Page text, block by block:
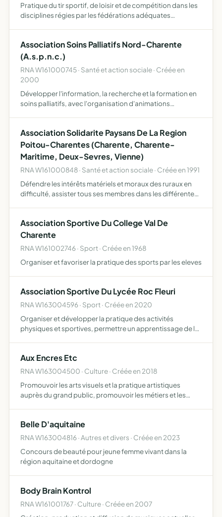
Pratique du tir sportif, de loisir et de compétition dans les
disciplines régies par les fédérations adéquates
Association Soins Palliatifs Nord-Charente
(A.s.p.n.c.)
RNA W161000745 · Santé et action sociale · Créée en
2000
Développer l'information, la recherche et la formation en
soins palliatifs, avec l'organisation d'animations
Association Solidarite Paysans De La Region
Poitou-Charentes (Charente, Charente-
Maritime, Deux-Sevres, Vienne)
RNA W161000848 · Santé et action sociale · Créée en 1991
Défendre les intérêts matériels et moraux des ruraux en
difficulté, assister tous ses membres dans les différentes
Association Sportive Du College Val De
Charente
RNA W161002746 · Sport · Créée en 1968
Organiser et favoriser la pratique des sports par les eleves
Association Sportive Du Lycée Roc Fleuri
RNA W163004596 · Sport · Créée en 2020
Organiser et développer la pratique des activités
physiques et sportives, permettre un apprentissage de la
Aux Encres Etc
RNA W163004500 · Culture · Créée en 2018
Promouvoir les arts visuels et la pratique artistiques
auprès du grand public, promouvoir les métiers et les
d'atel…
Belle D'aquitaine
RNA W163004816 · Autres et divers · Créée en 2023
Concours de beauté pour jeune femme vivant dans la
région aquitaine et dordogne
Body Brain Kontrol
RNA W161001767 · Culture · Créée en 2007